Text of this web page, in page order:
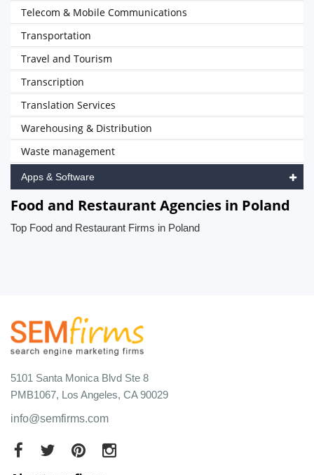
Telecom & Mobile Communications
Transportation
Travel and Tourism
Transcription
Translation Services
Warehousing & Distribution
Waste management
Apps & Software
Food and Restaurant Agencies in Poland
Top Food and Restaurant Firms in Poland
5101 Santa Monica Blvd Ste 8
PMB1067, Los Angeles, CA 90029
info@semfirms.com